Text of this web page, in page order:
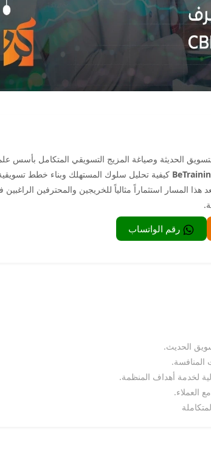
الحديثة وصياغة المزيج التسويقي المتكامل بأسس
كيفية تحليل سلوك المستهلك وبناء خطط
المسار استثماراً مثالياً للخريجين والمحترفين الراغبين
رقم الواتساب
الحديث.
المنافسة.
العملاء.